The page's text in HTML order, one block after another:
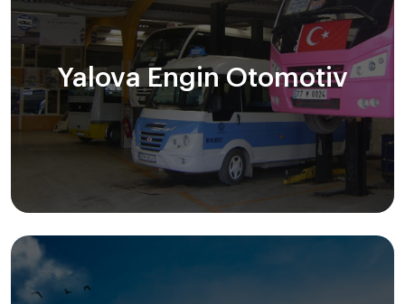
Yalova Engin Otomotiv